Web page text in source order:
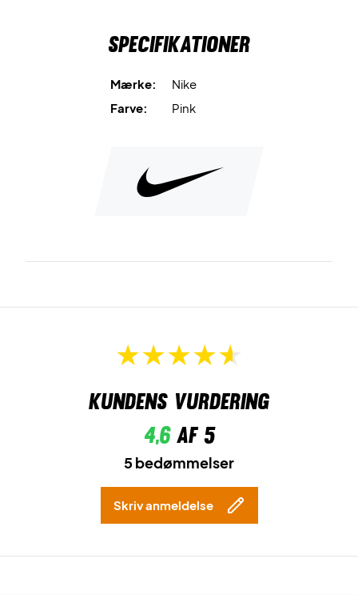
Specifikationer
Mærke:
Nike
Farve:
Pink
Kundens vurdering
4,6af 5
5 bedømmelser
Skriv anmeldelse